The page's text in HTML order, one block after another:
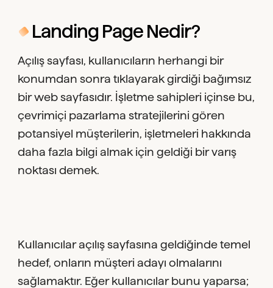
Landing Page Nedir?
Açılış sayfası, kullanıcıların herhangi bir
konumdan sonra tıklayarak girdiği bağımsız
bir web sayfasıdır. İşletme sahipleri içinse bu,
çevrimiçi pazarlama stratejilerini gören
potansiyel müşterilerin, işletmeleri hakkında
daha fazla bilgi almak için geldiği bir varış
noktası demek.
Kullanıcılar açılış sayfasına geldiğinde temel
hedef, onların müşteri adayı olmalarını
sağlamaktır. Eğer kullanıcılar bunu yaparsa;